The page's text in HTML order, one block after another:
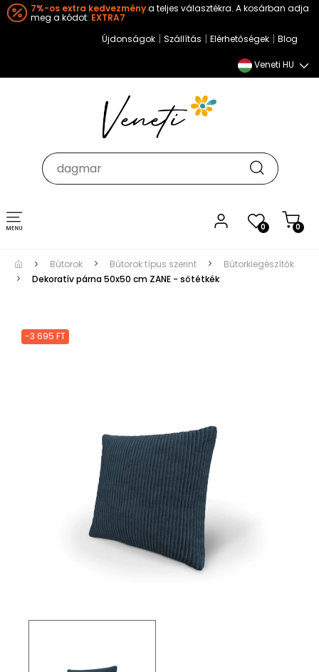
7%-os extra kedvezménya teljes választékra. A kosárban adja
meg a kódot: EXTRA7
Újdonságok | Szállítás | Elérhetőségek | Blog
Veneti HU
0 0
Toggle
navigation
Bútorok Bútorok típus szerint
Bútorkiegészítők
Dekoratív párna 50x50 cm ZANE - sötétkék
-3 695 FT